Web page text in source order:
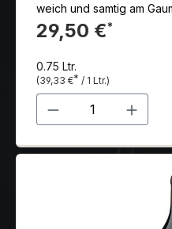
weich und samtig am
Alkoholvolumen
Wärme des Terroirs
Wein.
29,50 €*
0.75 Ltr.
(39,33 €* / 1 Ltr.)
Produkt